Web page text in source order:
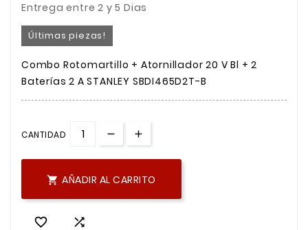
Entrega entre 2 y 5 Dias
Últimas piezas!
Combo Rotomartillo + Atornillador 20 V Bl + 2
Baterías 2 A STANLEY SBDI465D2T-B
CANTIDAD
 AÑADIR AL CARRITO
 